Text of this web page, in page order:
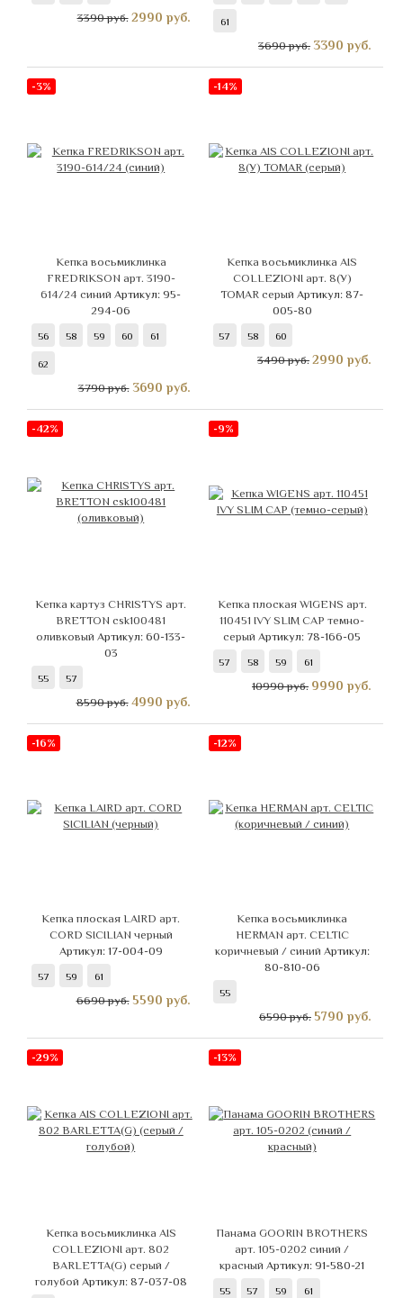
3390 руб. 2990 руб. 61
3690 руб. 3390 руб.
-3%
Кепка восьмиклинка
FREDRIKSON арт. 3190-
614/24 синийАртикул: 95-
294-06
56 58 59 60 61
62
3790 руб. 3690 руб.
-14%
Кепка восьмиклинка AIS
COLLEZIONI арт. 8(У)
TOMAR серыйАртикул: 87-
005-80
57 58 60
3490 руб. 2990 руб.
-42%
Кепка картуз CHRISTYS арт.
BRETTON csk100481
оливковыйАртикул: 60-133-
03
55 57
8590 руб. 4990 руб.
-9%
Кепка плоская WIGENS арт.
110451 IVY SLIM CAP темно-
серыйАртикул: 78-166-05
57 58 59 61
10990 руб. 9990 руб.
-16%
Кепка плоская LAIRD арт.
CORD SICILIAN черный
Артикул: 17-004-09
57 59 61
6690 руб. 5590 руб.
-12%
Кепка восьмиклинка
HERMAN арт. CELTIC
коричневый / синий Артикул:
80-810-06
55
6590 руб. 5790 руб.
-29%
Кепка восьмиклинка AIS
COLLEZIONI арт. 802
BARLETTA(G) серый /
голубой Артикул: 87-037-08
-13%
Панама GOORIN BROTHERS
арт. 105-0202 синий /
красныйАртикул: 91-580-21
55 57 59 61